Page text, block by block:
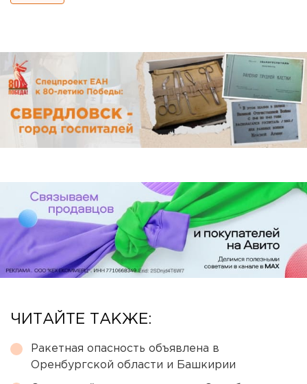
ЧИТАЙТЕ ТАКЖЕ:
Ракетная опасность объявлена в
Оренбургской области и Башкирии